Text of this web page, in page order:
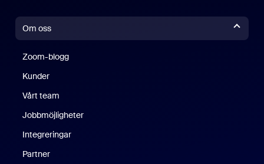
Om oss
Zoom-blogg
Kunder
Vårt team
Jobbmöjligheter
Integreringar
Partner